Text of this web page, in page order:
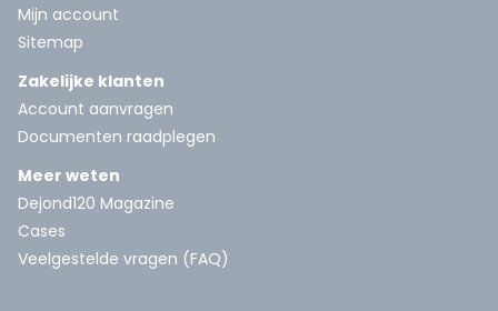
Mijn account
Sitemap
Zakelijke klanten
Account aanvragen
Documenten raadplegen
Meer weten
Dejond120 Magazine
Cases
Veelgestelde vragen (FAQ)